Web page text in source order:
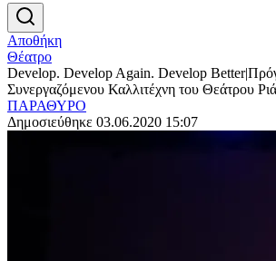
Αποθήκη
Θέατρο
Develop. Develop Again. Develop
Συνεργαζόμενου Καλλιτέχνη του Θεάτρου
ΠΑΡΑΘΥΡΟ
Δημοσιεύθηκε 03.06.2020 15:07